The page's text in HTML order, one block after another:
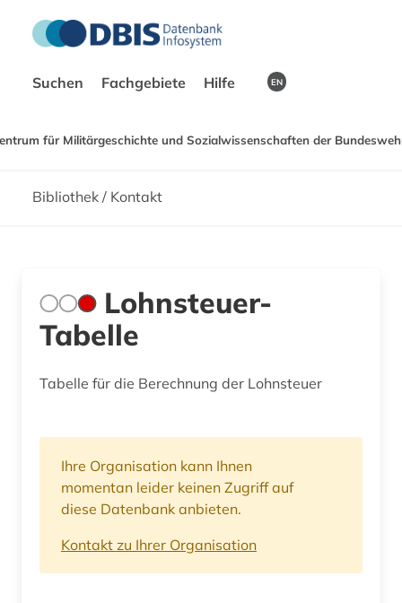
Suchen Fachgebiete Hilfe EN
für Militärgeschichte und Sozialwissenschaften der
Bibliothek / Kontakt
Lohnsteuer-
Tabelle
Tabelle für die Berechnung der Lohnsteuer
Ihre Organisation kann Ihnen
momentan leider keinen Zugriff auf
diese Datenbank anbieten.
Kontakt zu Ihrer Organisation